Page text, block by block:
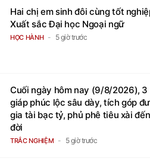
Hai chị em sinh đôi cùng tốt
Xuất sắc Đại học Ngoại ngữ
HỌC HÀNH 5 giờ trước
Cuối ngày hôm nay (9/8/2026), 3
giáp phúc lộc sâu dày, tích góp
gia tài bạc tỷ, phủ phê tiêu xài
đời
TRẮC NGHIỆM 5 giờ trước